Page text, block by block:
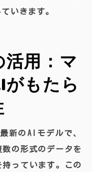
いきます。
用：マ
もたら
新のAIモデルで、
の形式のデータを
っています。この